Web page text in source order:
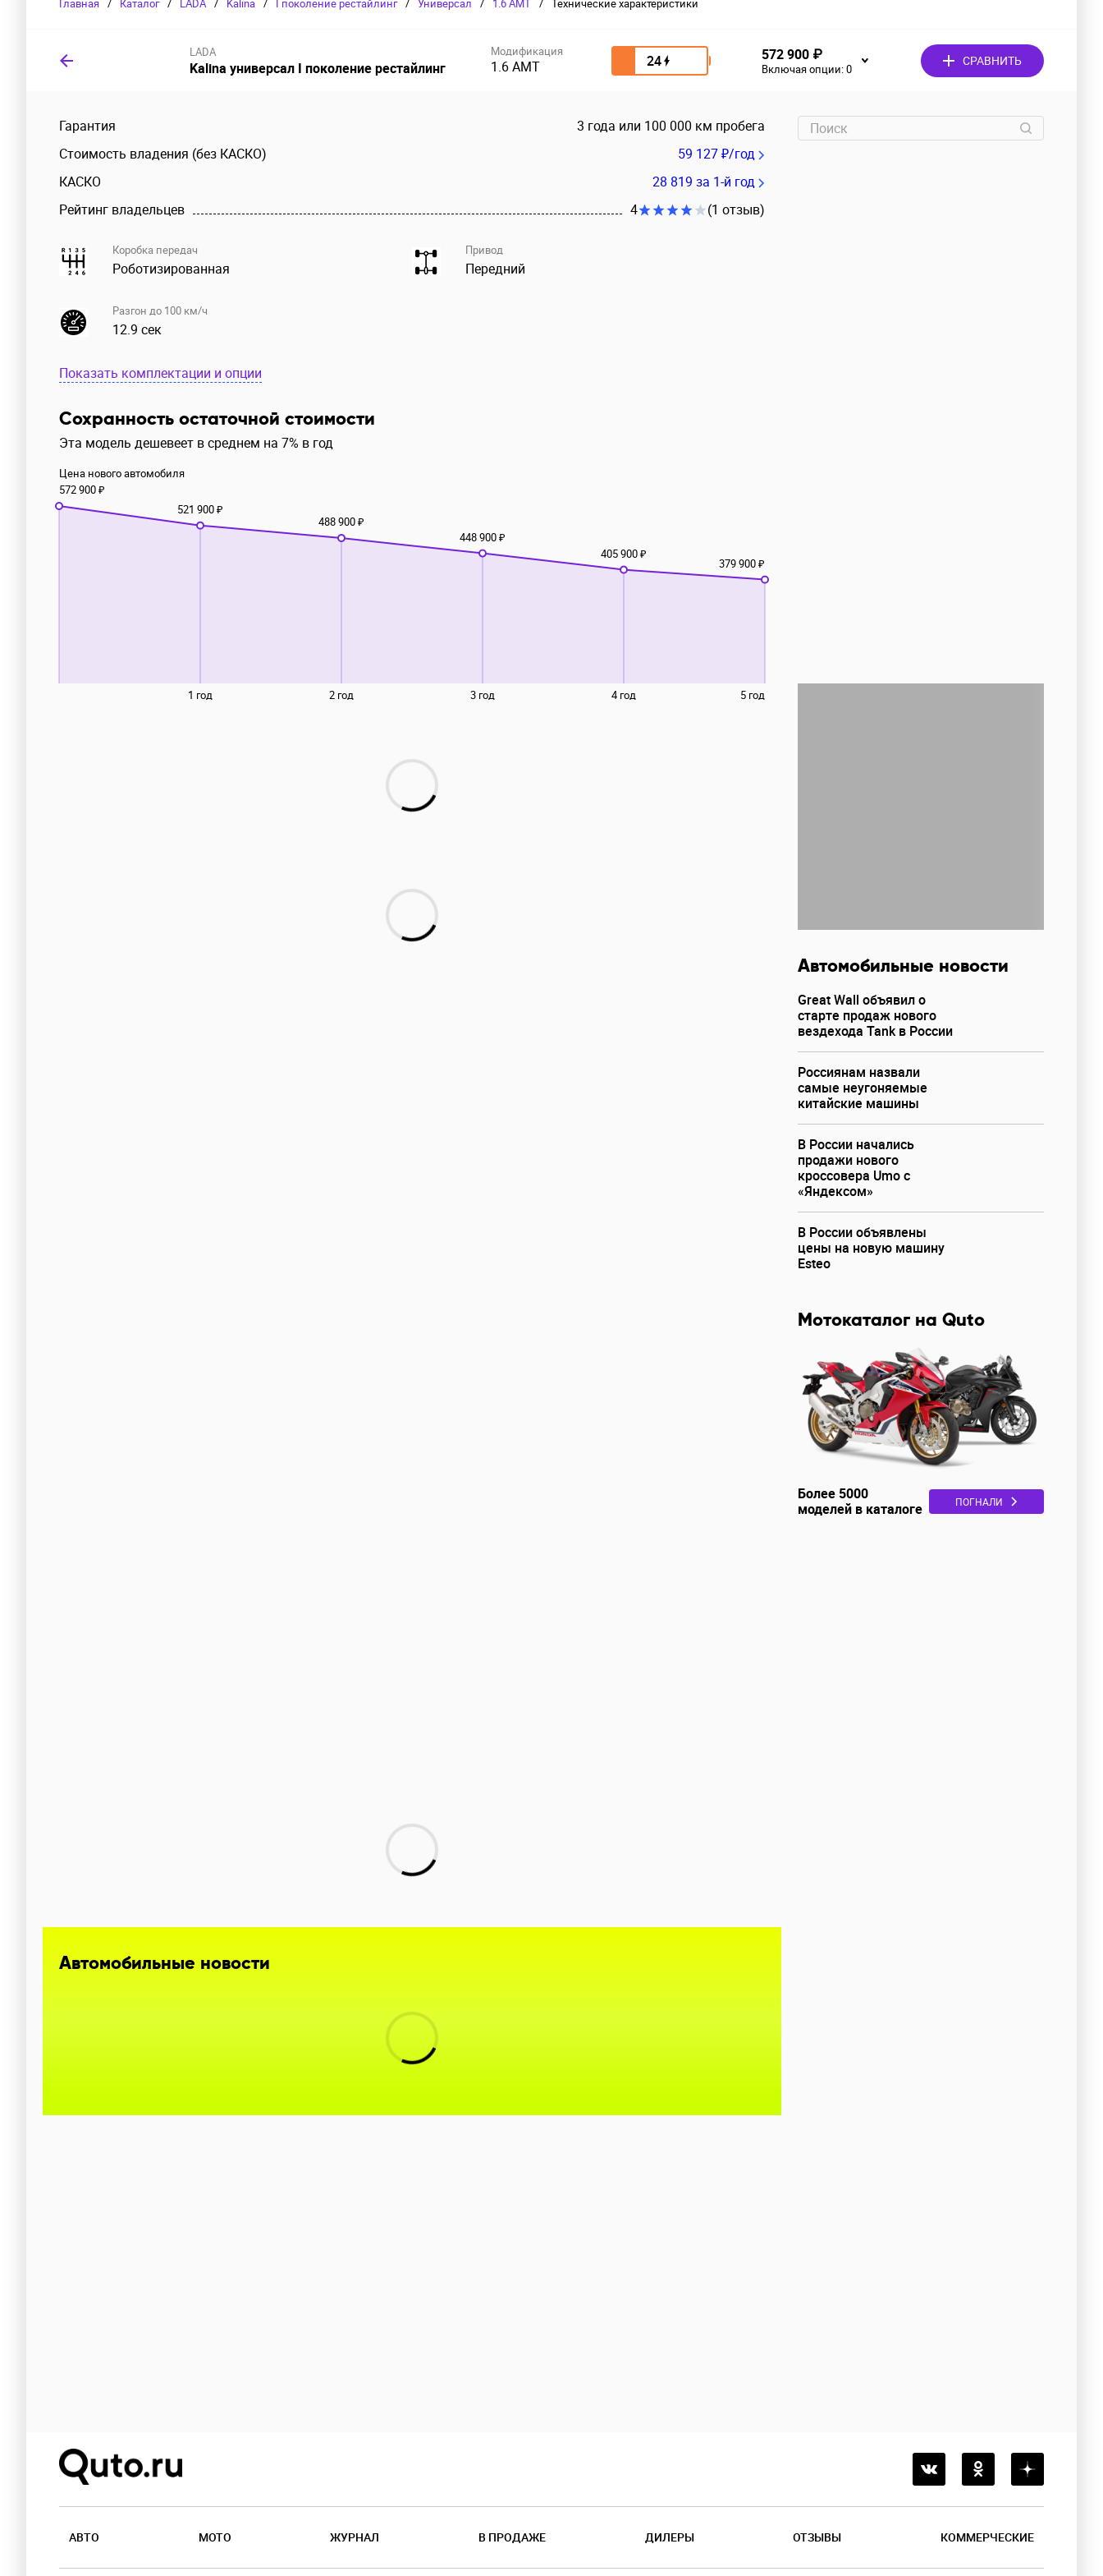
Главная / Каталог / LADA / Kalina / I поколение рестайлинг / Универсал / 1.6 AMT / Технические характеристики
LADA
Kalina универсал I поколение рестайлинг
Модификация
1.6 AMT 24 572 900 ₽
Включая опции:0
СРАВНИТЬ
Гарантия
3 года или 100 000 км пробега
Стоимость владения (без КАСКО)
59 127 ₽/год
КАСКО
28 819 за 1-й год
Рейтинг владельцев
4 (1 отзыв)
Коробка передач
Роботизированная
Привод
Передний
Разгон до 100 км/ч
12.9 сек
Показать комплектации и опции
Сохранность остаточной стоимости
Эта модель дешевеет в среднем на 7% в год
1 год 2 год 3 год 4 год 5 год
Цена нового автомобиля
572 900 ₽
521 900 ₽
488 900 ₽
448 900 ₽
405 900 ₽
379 900 ₽
Автомобильные новости
Great Wall объявил о
старте продаж нового
вездехода Tank в России
Россиянам назвали
самые неугоняемые
китайские машины
В России начались
продажи нового
кроссовера Umo с
«Яндексом»
В России объявлены
цены на новую машину
Esteo
Мотокаталог на Quto
Более 5000
моделей в каталоге
ПОГНАЛИ
Автомобильные новости
АВТО МОТО ЖУРНАЛ В ПРОДАЖЕ ДИЛЕРЫ ОТЗЫВЫ КОММЕРЧЕСКИЕ